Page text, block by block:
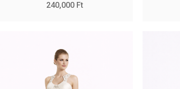
240,000 Ft